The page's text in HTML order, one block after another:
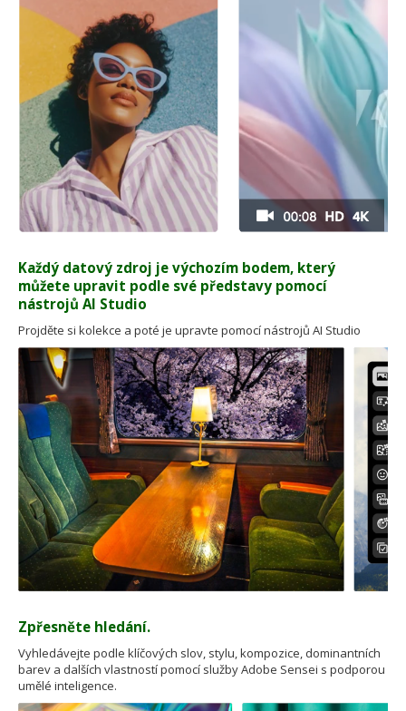
Každý datový zdroj je výchozím bodem, který
můžete upravit podle své představy pomocí
nástrojů AI Studio
Projděte si kolekce a poté je upravte pomocí nástrojů AI Studio
Zpřesněte hledání.
Vyhledávejte podle klíčových slov, stylu, kompozice, dominantních
barev a dalších vlastností pomocí služby Adobe Sensei s podporou
umělé inteligence.